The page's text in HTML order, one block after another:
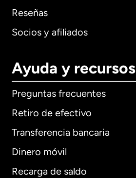
Reseñas
Socios y afiliados
Ayuda y recursos
Preguntas frecuentes
Retiro de efectivo
Transferencia bancaria
Dinero móvil
Recarga de saldo